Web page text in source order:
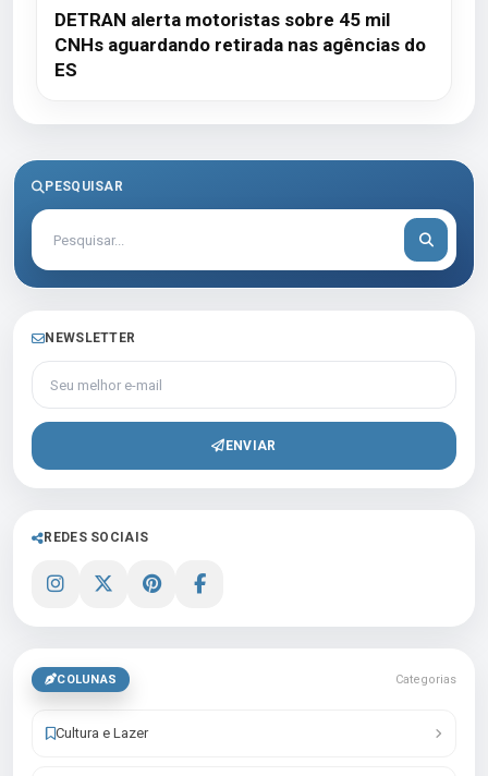
DETRAN alerta motoristas sobre 45 mil
CNHs aguardando retirada nas agências do
ES
PESQUISAR
NEWSLETTER
Seu melhor e-mail
ENVIAR
REDES SOCIAIS
COLUNAS Categorias
Cultura e Lazer